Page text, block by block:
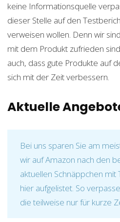
keine Informationsquelle
dieser Stelle auf den
verweisen wollen. Denn wir
mit dem Produkt zufrieden
auch, dass gute Produkte auf
sich mit der Zeit verbessern.
Aktuelle
Bei uns sparen Sie am
wir auf Amazon nach den
aktuellen Schnäppchen mit
hier aufgelistet. So
die teilweise nur für kurze